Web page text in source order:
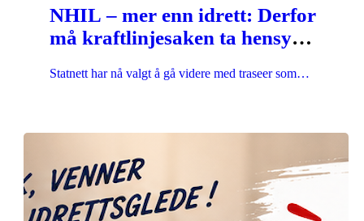
NHIL – mer enn idrett: Derfor
må kraftlinjesaken ta hensyn
Statnett har nå valgt å gå videre med traseer som…